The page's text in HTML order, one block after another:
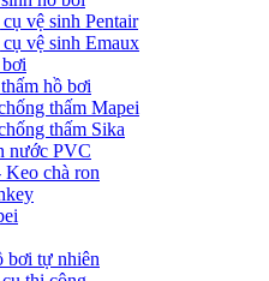
vệ sinh Pentair
vệ sinh Emaux
hồ bơi
thấm Mapei
thấm Sika
nước PVC
Keo chà ron
bơi tự nhiên